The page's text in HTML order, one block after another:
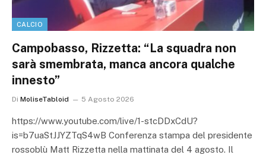
CALCIO
Campobasso, Rizzetta: “La squadra non
sarà smembrata, manca ancora qualche
innesto”
Di MoliseTabloid 5 Agosto 2026
https://www.youtube.com/live/1-stcDDxCdU?
is=b7uaStJJYZTqS4wB Conferenza stampa del presidente
rossoblù Matt Rizzetta nella mattinata del 4 agosto. Il